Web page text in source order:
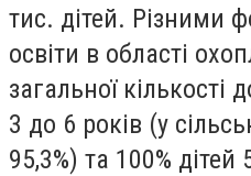
тис. дітей. Різними
освіти в області
загальної кількості
3 до 6 років (у
95,3%) та 100% дітей